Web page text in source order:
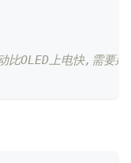
OLED上电快,需要延